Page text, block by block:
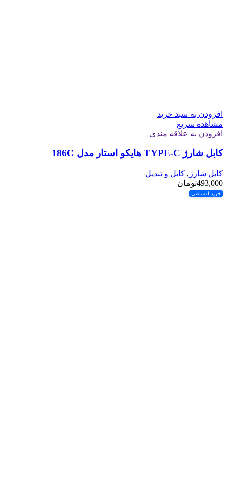
افزودن به سبد خرید
مشاهده سریع
افزودن به علاقه مندی
کابل شارژ TYPE-C هایکو استار مدل 186C
کابل شارژ , کابل و تبدیل
493,000تومان
خرید اقساطی